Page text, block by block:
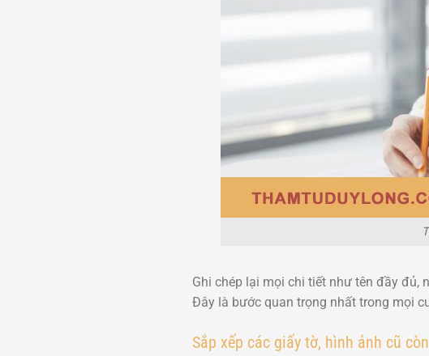
Ghi chép lại mọi chi tiết như tên đầy đủ,
Đây là bước quan trọng nhất trong mọi
Sắp xếp các giấy tờ, hình ảnh cũ